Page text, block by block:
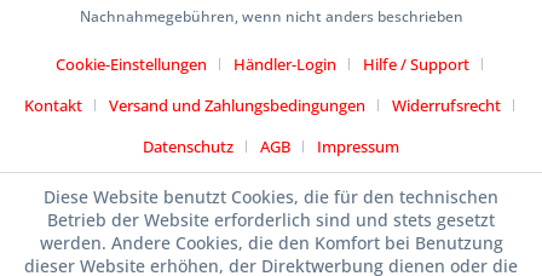
Nachnahmegebühren, wenn nicht anders beschrieben
Cookie-Einstellungen Händler-Login
Hilfe / Support
Kontakt
Versand und Zahlungsbedingungen
Widerrufsrecht
Datenschutz
AGB Impressum
Designed byicommercetime
Diese Website benutzt Cookies, die für den technischen
Betrieb der Website erforderlich sind und stets gesetzt
werden. Andere Cookies, die den Komfort bei Benutzung
dieser Website erhöhen, der Direktwerbung dienen oder die